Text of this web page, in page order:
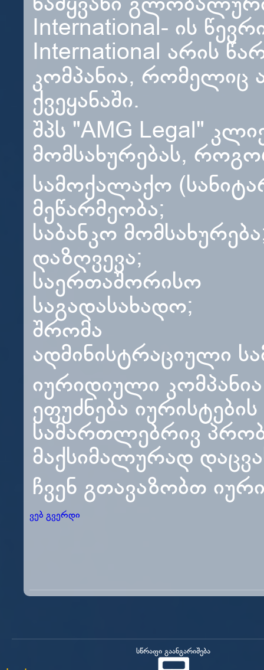
International- ის
International არის
კომპანია, რომელიც
ქვეყანაში.
შპს "AMG Legal"
მომსახურებას,
სამოქალაქო
მეწარმეობა;
საბანკო
დაზღვევა;
საერთაშორისო
საგადასახადო;
შრომა
ადმინისტრაციული
იურიდიული
ეფუძნება
სამართლებრივ
მაქსიმალურად
ჩვენ გთავაზობთ
ვებ გვერდი
სწრაფი გაანგარიშება